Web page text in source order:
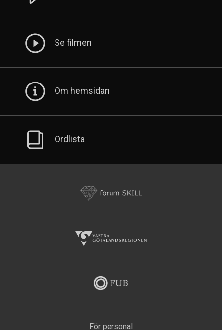
Se filmen
Om hemsidan
Ordlista
För personal